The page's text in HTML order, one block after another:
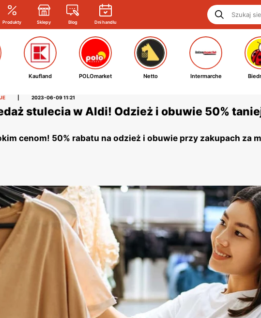
Produkty Sklepy Blog Dni handlu
Kaufland POLOmarket Netto Intermarche
2023-06-09 11:21
stulecia w Aldi! Odzież i obuwie 50%
cenom! 50% rabatu na odzież i obuwie przy zakupach za